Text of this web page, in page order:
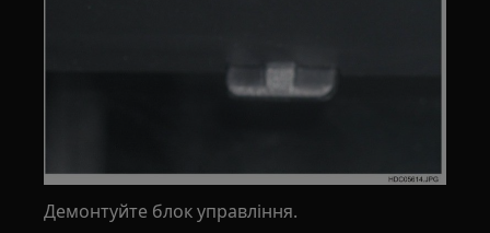
Демонтуйте блок управління.